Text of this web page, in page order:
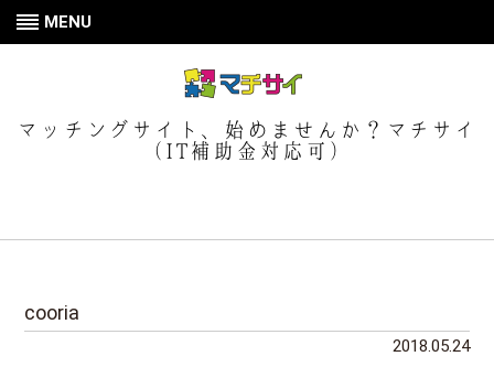
MENU
マッチングサイト、始めませんか？マチサイ
（IT補助金対応可）
cooria
2018.05.24